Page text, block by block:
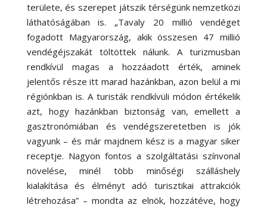
területe, és szerepet játszik térségünk nemzetközi
láthatóságában is. „Tavaly 20 millió vendéget
fogadott Magyarország, akik összesen 47 millió
vendégéjszakát töltöttek nálunk. A turizmusban
rendkívül magas a hozzáadott érték, aminek
jelentős része itt marad hazánkban, azon belül a mi
régiónkban is. A turisták rendkívüli módon értékelik
azt, hogy hazánkban biztonság van, emellett a
gasztronómiában és vendégszeretetben is jók
vagyunk – és már majdnem kész is a magyar siker
receptje. Nagyon fontos a szolgáltatási színvonal
növelése, minél több minőségi szálláshely
kialakítása és élményt adó turisztikai attrakciók
létrehozása” – mondta az elnök, hozzátéve, hogy